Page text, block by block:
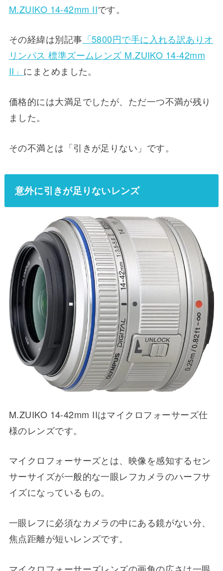
M.ZUIKO 14-42mm IIです。
その経緯は別記事 「5800円で手に入れる訳ありオ
リンパス 標準ズームレンズ M.ZUIKO 14-42mm
II」 にまとめました。
価格的には大満足でしたが、ただ一つ不満が残り
ました。
その不満とは「引きが足りない」です。
意外に引きが足りないレンズ
M.ZUIKO 14-42mm IIはマイクロフォーサーズ仕
様のレンズです。
マイクロフォーサーズとは、映像を感知するセン
サーサイズが一般的な一眼レフカメラのハーフサ
イズになっているもの。
一眼レフに必須なカメラの中にある鏡がない分、
焦点距離が短いレンズです。